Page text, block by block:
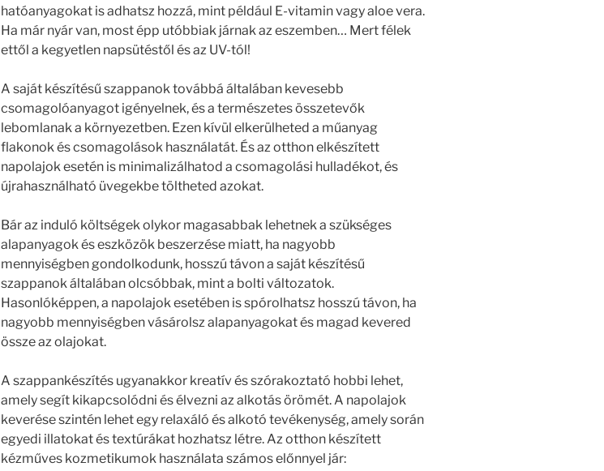
hatóanyagokat is adhatsz hozzá, mint például E-vitamin vagy aloe vera.
Ha már nyár van, most épp utóbbiak járnak az eszemben… Mert félek
ettől a kegyetlen napsütéstől és az UV-tól!
A saját készítésű szappanok továbbá általában kevesebb
csomagolóanyagot igényelnek, és a természetes összetevők
lebomlanak a környezetben. Ezen kívül elkerülheted a műanyag
flakonok és csomagolások használatát. És az otthon elkészített
napolajok esetén is minimalizálhatod a csomagolási hulladékot, és
újrahasználható üvegekbe töltheted azokat.
Bár az induló költségek olykor magasabbak lehetnek a szükséges
alapanyagok és eszközök beszerzése miatt, ha nagyobb
mennyiségben gondolkodunk, hosszú távon a saját készítésű
szappanok általában olcsóbbak, mint a bolti változatok.
Hasonlóképpen, a napolajok esetében is spórolhatsz hosszú távon, ha
nagyobb mennyiségben vásárolsz alapanyagokat és magad kevered
össze az olajokat.
A szappankészítés ugyanakkor kreatív és szórakoztató hobbi lehet,
amely segít kikapcsolódni és élvezni az alkotás örömét. A napolajok
keverése szintén lehet egy relaxáló és alkotó tevékenység, amely során
egyedi illatokat és textúrákat hozhatsz létre. Az otthon készített
kézműves kozmetikumok használata számos előnnyel jár: